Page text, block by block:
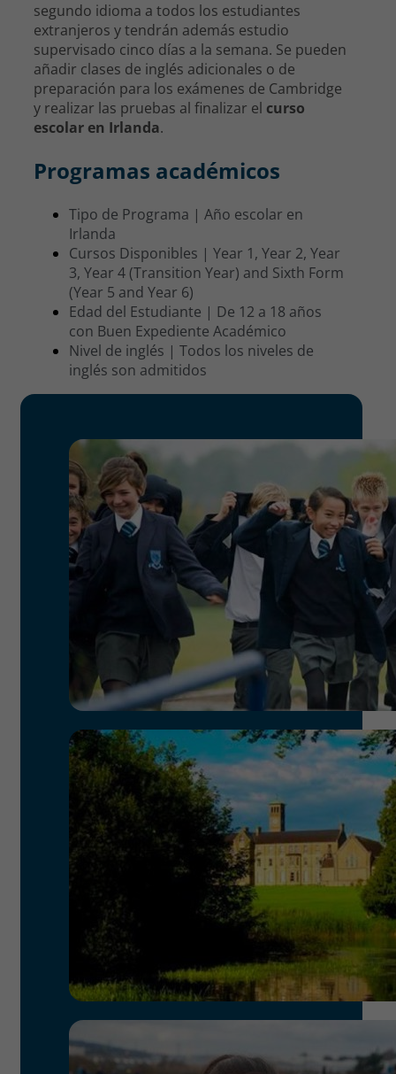
segundo idioma a todos los estudiantes
extranjeros y tendrán además estudio
supervisado cinco días a la semana. Se pueden
añadir clases de inglés adicionales o de
preparación para los exámenes de Cambridge
y realizar las pruebas al finalizar el curso
escolar en Irlanda.
Programas académicos
Tipo de Programa | Año escolar en
Irlanda
Cursos Disponibles | Year 1, Year 2, Year
3, Year 4 (Transition Year) and Sixth Form
(Year 5 and Year 6)
Edad del Estudiante | De 12 a 18 años
con Buen Expediente Académico
Nivel de inglés | Todos los niveles de
inglés son admitidos